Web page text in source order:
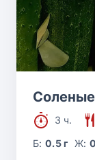
3 ч.
Б:0.5 г Ж: